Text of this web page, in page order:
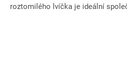
roztomilého lvíčka je ideální